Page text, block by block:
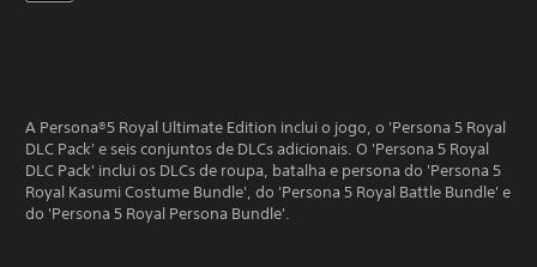
A Persona®5 Royal Ultimate Edition inclui o jogo, o 'Persona 5 Royal
DLC Pack' e seis conjuntos de DLCs adicionais. O 'Persona 5 Royal
DLC Pack' inclui os DLCs de roupa, batalha e persona do 'Persona 5
Royal Kasumi Costume Bundle', do 'Persona 5 Royal Battle Bundle' e
do 'Persona 5 Royal Persona Bundle'.